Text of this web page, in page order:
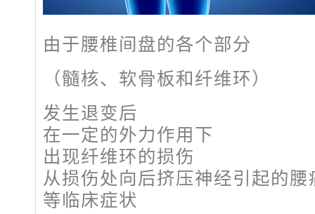
由于腰椎间盘的各个部分
（髓核、软骨板和纤维环）
发生退变后
在一定的外力作用下
出现纤维环的损伤
从损伤处向后挤压神经引起的
等临床症状